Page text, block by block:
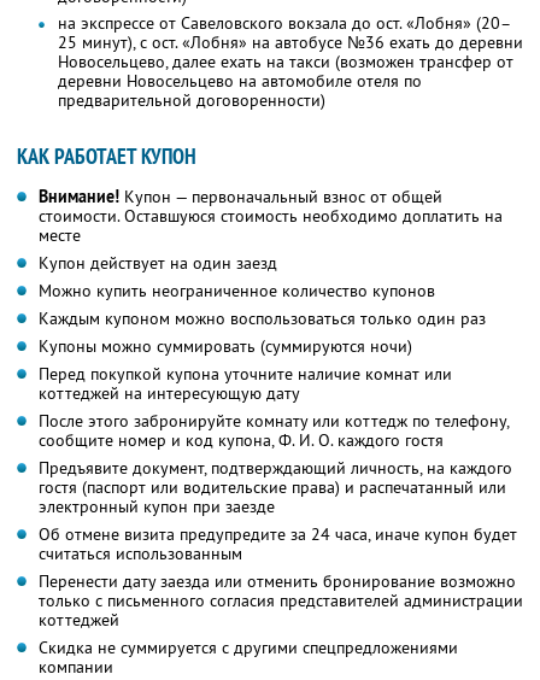
на экспрессе от Савеловского вокзала до ост. «Лобня» (20–
25 минут), с ост. «Лобня» на автобусе №36 ехать до деревни
Новосельцево, далее ехать на такси (возможен трансфер от
деревни Новосельцево на автомобиле отеля по
предварительной договоренности)
КАК РАБОТАЕТ КУПОН
Внимание! Купон — первоначальный взнос от общей
стоимости. Оставшуюся стоимость необходимо доплатить на
месте
Купон действует на один заезд
Можно купить неограниченное количество купонов
Каждым купоном можно воспользоваться только один раз
Купоны можно суммировать (суммируются ночи)
Перед покупкой купона уточните наличие комнат или
коттеджей на интересующую дату
После этого забронируйте комнату или коттедж по телефону,
сообщите номер и код купона,Ф. И. О.каждого гостя
Предъявите документ, подтверждающий личность, на каждого
гостя (паспорт или водительские права) и распечатанный или
электронный купон при заезде
Об отмене визита предупредите за 24 часа, иначе купон будет
считаться использованным
Перенести дату заезда или отменить бронирование возможно
только с письменного согласия представителей администрации
коттеджей
Скидка не суммируется с другими спецпредложениями
компании